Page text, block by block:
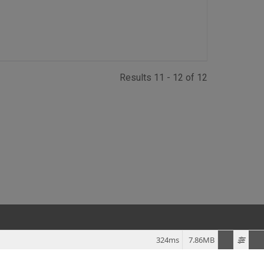
Results 11 - 12 of 12
7.86MB
324ms